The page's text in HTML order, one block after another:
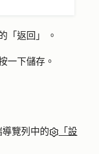
「 返回」 。
一下儲存 。
覽列中的
「設